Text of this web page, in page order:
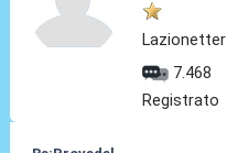
Lazionetter
7.468
Registrato